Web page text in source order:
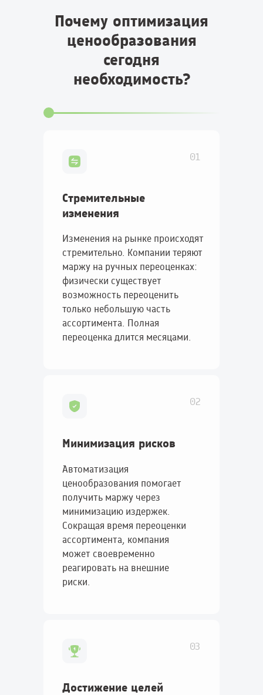
Почему оптимизация
ценообразования
сегодня
необходимость?
Стремительные
изменения
Изменения на рынке происходят
стремительно. Компании теряют
маржу на ручных переоценках:
физически существует
возможность переоценить
только небольшую часть
ассортимента. Полная
переоценка длится месяцами.
Минимизация рисков
Автоматизация
ценообразования помогает
получить маржу через
минимизацию издержек.
Сокращая время переоценки
ассортимента, компания
может своевременно
реагировать на внешние
риски.
02
Достижение целей
03
01